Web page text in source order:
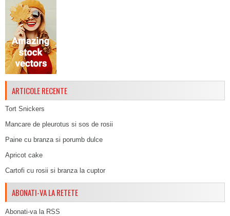
ARTICOLE RECENTE
Tort Snickers
Mancare de pleurotus si sos de rosii
Paine cu branza si porumb dulce
Apricot cake
Cartofi cu rosii si branza la cuptor
ABONATI-VA LA RETETE
Abonati-va la RSS